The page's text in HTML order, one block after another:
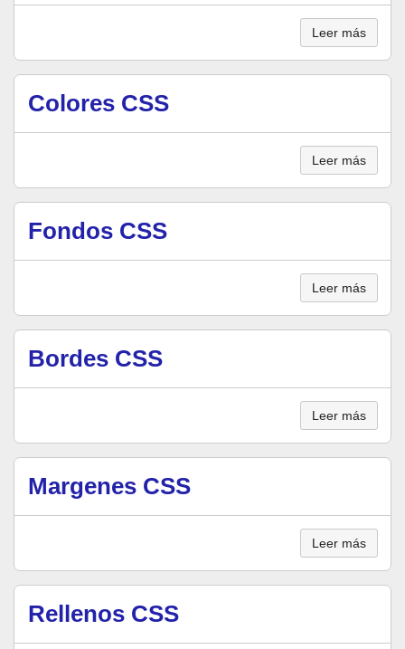
Leer más
Colores CSS
Leer más
Fondos CSS
Leer más
Bordes CSS
Leer más
Margenes CSS
Leer más
Rellenos CSS